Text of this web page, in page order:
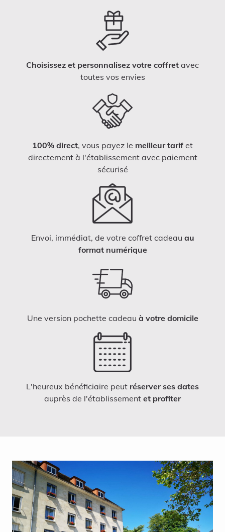
Choisissez et personnalisez votre coffret avec
toutes vos envies
100% direct, vous payez le meilleur tarif et
directement à l'établissement avec paiement
sécurisé
Envoi, immédiat, de votre coffret cadeau au
format numérique
Une version pochette cadeau à votre domicile
L'heureux bénéficiaire peut réserver ses dates
auprès de l'établissement et profiter